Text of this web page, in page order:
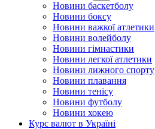
Новини баскетболу
Новини боксу
Новини важкої атлетики
Новини волейболу
Новини гімнастики
Новини легкої атлетики
Новини лижного спорту
Новини плавання
Новини тенісу
Новини футболу
Новини хокею
Курс валют в Україні